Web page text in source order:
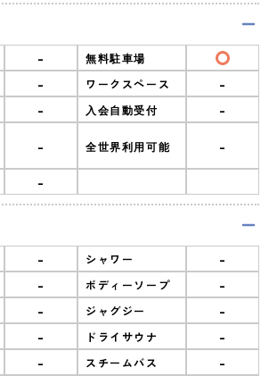
-
無料駐車場
- ワークスペース -
- 入会自動受付 -
- 全世界利用可能 -
-
- シャワー -
- ボディーソープ -
- ジャグジー -
- ドライサウナ -
- スチームバス -